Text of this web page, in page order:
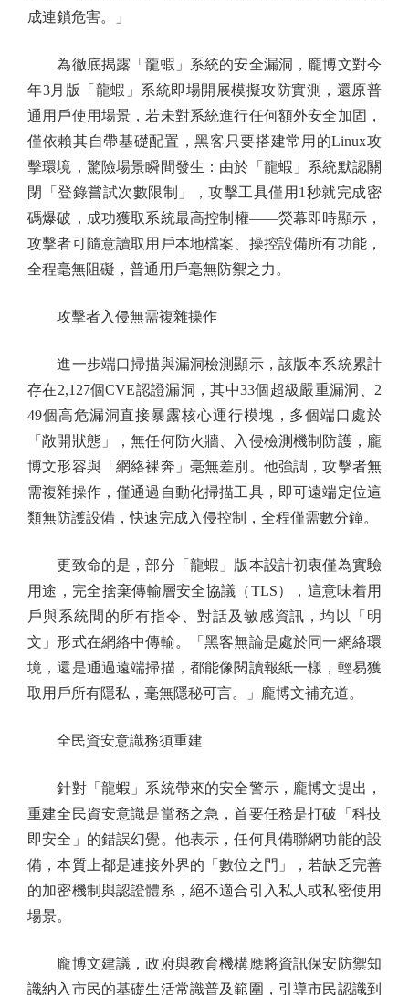
成連鎖危害。」
為徹底揭露「龍蝦」系統的安全漏洞，龐博文對今
年3月版「龍蝦」系統即場開展模擬攻防實測，還原普
通用戶使用場景，若未對系統進行任何額外安全加固，
僅依賴其自帶基礎配置，黑客只要搭建常用的Linux攻
擊環境，驚險場景瞬間發生：由於「龍蝦」系統默認關
閉「登錄嘗試次數限制」，攻擊工具僅用1秒就完成密
碼爆破，成功獲取系統最高控制權——熒幕即時顯示，
攻擊者可隨意讀取用戶本地檔案、操控設備所有功能，
全程毫無阻礙，普通用戶毫無防禦之力。
攻擊者入侵無需複雜操作
進一步端口掃描與漏洞檢測顯示，該版本系統累計
存在2,127個CVE認證漏洞，其中33個超級嚴重漏洞、2
49個高危漏洞直接暴露核心運行模塊，多個端口處於
「敞開狀態」，無任何防火牆、入侵檢測機制防護，龐
博文形容與「網絡裸奔」毫無差別。他強調，攻擊者無
需複雜操作，僅通過自動化掃描工具，即可遠端定位這
類無防護設備，快速完成入侵控制，全程僅需數分鐘。
更致命的是，部分「龍蝦」版本設計初衷僅為實驗
用途，完全捨棄傳輸層安全協議（TLS），這意味着用
戶與系統間的所有指令、對話及敏感資訊，均以「明
文」形式在網絡中傳輸。「黑客無論是處於同一網絡環
境，還是通過遠端掃描，都能像閱讀報紙一樣，輕易獲
取用戶所有隱私，毫無隱秘可言。」龐博文補充道。
全民資安意識務須重建
針對「龍蝦」系統帶來的安全警示，龐博文提出，
重建全民資安意識是當務之急，首要任務是打破「科技
即安全」的錯誤幻覺。他表示，任何具備聯網功能的設
備，本質上都是連接外界的「數位之門」，若缺乏完善
的加密機制與認證體系，絕不適合引入私人或私密使用
場景。
龐博文建議，政府與教育機構應將資訊保安防禦知
識納入市民的基礎生活常識普及範圍，引導市民認識到